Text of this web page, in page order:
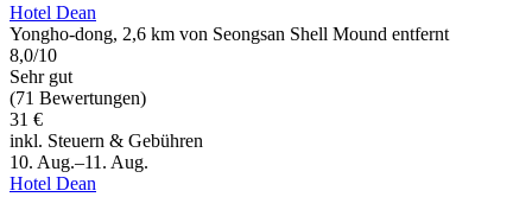
Hotel Dean
Yongho-dong, 2,6 km von Seongsan Shell Mound entfernt
8,0/10
Sehr gut
(71 Bewertungen)
31 €
inkl. Steuern & Gebühren
10. Aug.–11. Aug.
Hotel Dean